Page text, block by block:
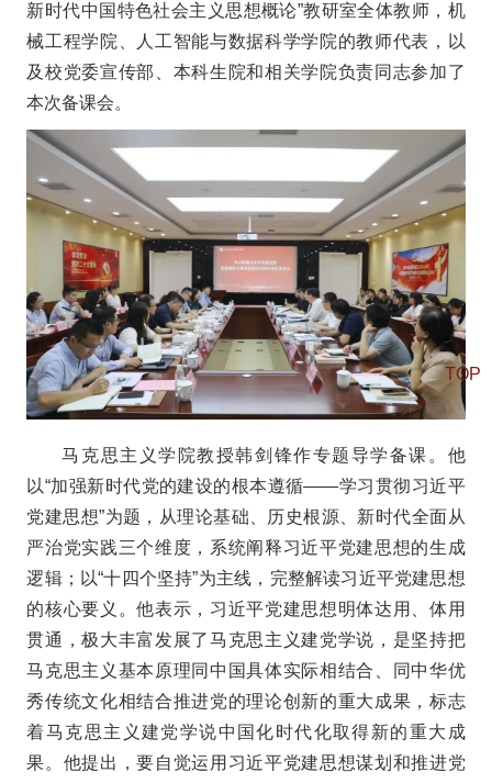
新时代中国特色社会主义思想概论”教研室全体教师，机
械工程学院、人工智能与数据科学学院的教师代表，以
及校党委宣传部、本科生院和相关学院负责同志参加了
本次备课会。
马克思主义学院教授韩剑锋作专题导学备课。他
以“加强新时代党的建设的根本遵循——学习贯彻习近平
党建思想”为题，从理论基础、历史根源、新时代全面从
严治党实践三个维度，系统阐释习近平党建思想的生成
逻辑；以“十四个坚持”为主线，完整解读习近平党建思想
的核心要义。他表示，习近平党建思想明体达用、体用
贯通，极大丰富发展了马克思主义建党学说，是坚持把
马克思主义基本原理同中国具体实际相结合、同中华优
秀传统文化相结合推进党的理论创新的重大成果，标志
着马克思主义建党学说中国化时代化取得新的重大成
果。他提出，要自觉运用习近平党建思想谋划和推进党
TOP